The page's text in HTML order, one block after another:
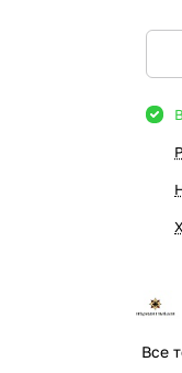
Все